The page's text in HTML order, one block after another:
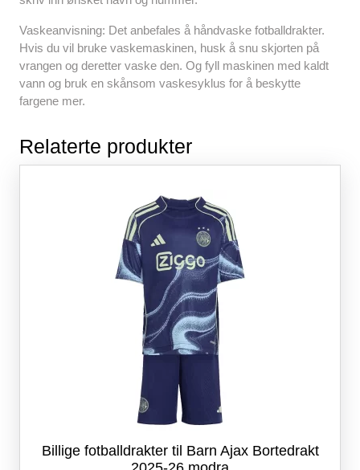
Vaskeanvisning: Det anbefales å håndvaske fotballdrakter.
Hvis du vil bruke vaskemaskinen, husk å snu skjorten på
vrangen og deretter vaske den. Og fyll maskinen med kaldt
vann og bruk en skånsom vaskesyklus for å beskytte
fargene mer.
Relaterte produkter
Billige fotballdrakter til Barn Ajax Bortedrakt